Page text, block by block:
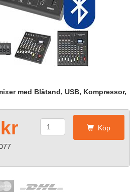
med Blåtand, USB, Kompressor,
Köp